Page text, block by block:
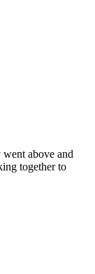
above and
together to